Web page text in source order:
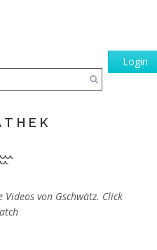
Login
von Gschwätz. Click